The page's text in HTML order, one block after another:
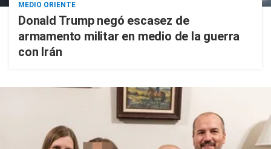
MEDIO ORIENTE
Donald Trump negó escasez de
armamento militar en medio de la guerra
con Irán